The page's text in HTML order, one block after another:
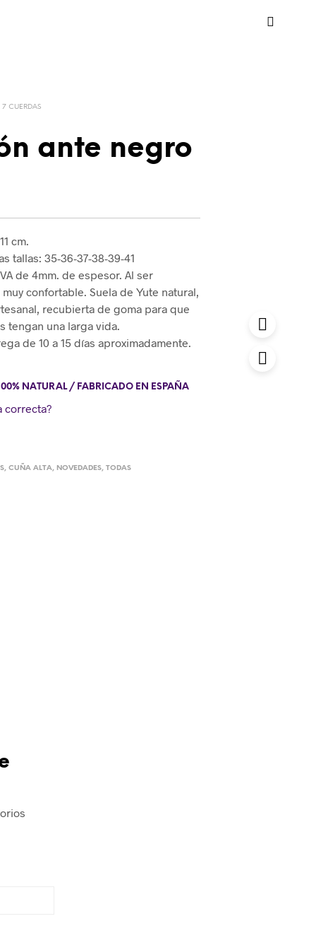
7 CUERDAS
ante negro
cm.
tallas: 35-36-37-38-39-41
de 4mm. de espesor. Al ser
confortable. Suela de Yute natural,
recubierta de goma para que
tengan una larga vida.
de 10 a 15 días aproximadamente.
NATURAL / FABRICADO EN ESPAÑA
correcta?
,CUÑA ALTA, NOVEDADES,TODAS